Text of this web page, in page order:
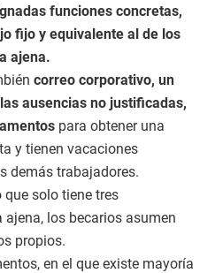
funciones concretas,
fijo y equivalente al de los
ajena.
correo corporativo, un
ausencias no justificadas,
para obtener una
y tienen vacaciones
demás trabajadores.
solo tiene tres
los becarios asumen
propios.
en el que existe mayoría